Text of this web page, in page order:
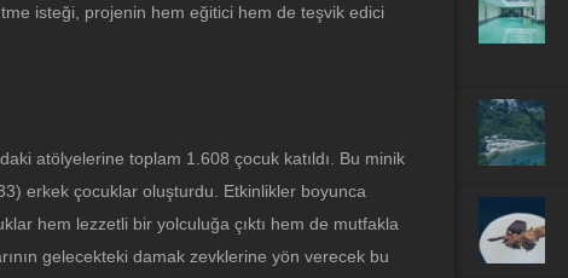
isteği, projenin hem eğitici hem de teşvik edici
atölyelerine toplam 1.608 çocuk katıldı. Bu minik
erkek çocuklar oluşturdu. Etkinlikler boyunca
hem lezzetli bir yolculuğa çıktı hem de mutfakla
gelecekteki damak zevklerine yön verecek bu